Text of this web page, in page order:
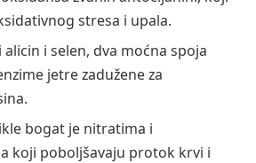
stresa i upala.
alicin i selen, dva moćna spoja
jetre zadužene za
bogat je nitratima i
koji poboljšavaju protok krvi i